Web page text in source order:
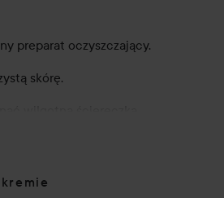
preparat oczyszczający.
skórę.